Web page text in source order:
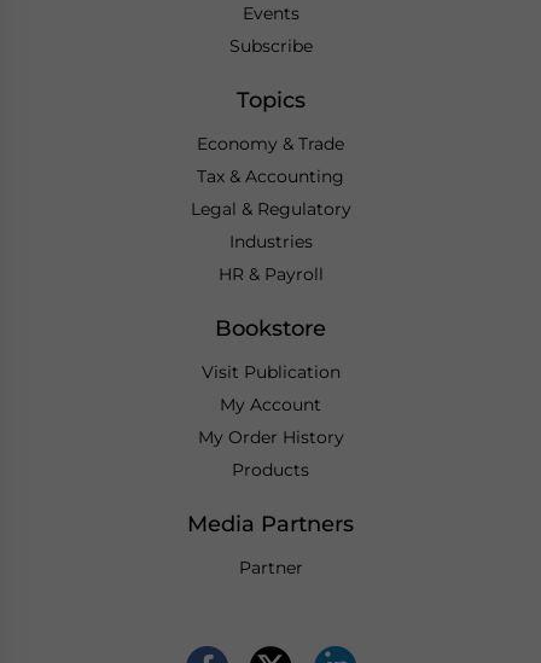
Events
Subscribe
Topics
Economy & Trade
Tax & Accounting
Legal & Regulatory
Industries
HR & Payroll
Bookstore
Visit Publication
My Account
My Order History
Products
Media Partners
Partner